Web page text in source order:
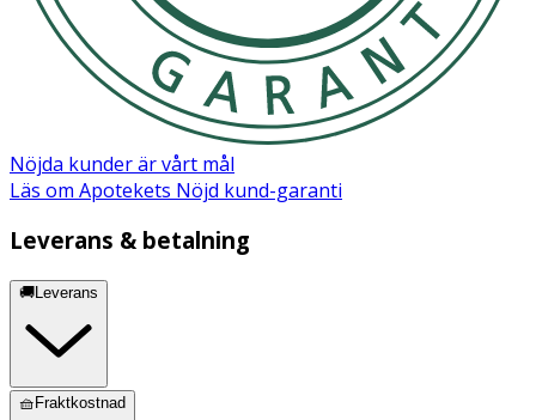
Nöjda kunder är vårt mål
Läs om Apotekets Nöjd kund-garanti
Leverans & betalning
🚚Leverans
🧺Fraktkostnad